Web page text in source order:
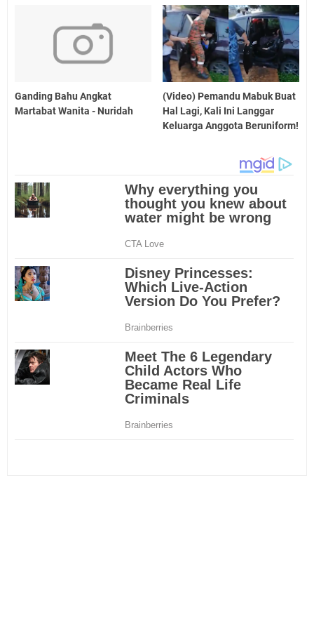
Ganding Bahu Angkat
Martabat Wanita - Nuridah
(Video) Pemandu Mabuk Buat
Hal Lagi, Kali Ini Langgar
Keluarga Anggota Beruniform!